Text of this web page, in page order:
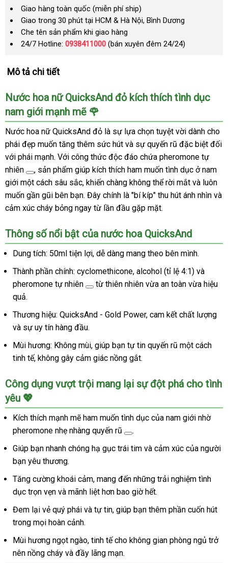
Giao hàng toàn quốc (miễn phí ship)
Giao trong 30 phút tại HCM & Hà Nội, Bình Dương
Che tên sản phẩm khi giao hàng
24/7 Hotline: 0938411000 (bán xuyên đêm 24/24)
Mô tả chi tiết
Nước hoa nữ QuicksAnd đỏ kích thích tình dục
nam giới mạnh mẽ 🌹
Nước hoa nữ QuicksAnd đỏ là sự lựa chọn tuyệt vời dành cho
phái đẹp muốn tăng thêm sức hút và sự quyến rũ đặc biệt đối
với phái mạnh. Với công thức độc đáo chứa pheromone tự
nhiên
, sản phẩm giúp kích thích ham muốn tình dục ở nam
giới một cách sâu sắc, khiến chàng không thể rời mắt và luôn
muốn gần gũi bên bạn. Đây chính là "bí kíp" thu hút ánh nhìn và
cảm xúc cháy bỏng ngay từ lần đầu gặp mặt.
Thông số nổi bật của nước hoa QuicksAnd
Dung tích: 50ml tiện lợi, dễ dàng mang theo bên mình.
Thành phần chính: cyclomethicone, alcohol (tỉ lệ 4:1) và
pheromone tự nhiên
từ thiên nhiên vừa an toàn vừa hiệu
quả.
Thương hiệu: QuicksAnd - Gold Power, cam kết chất lượng
và sự uy tín hàng đầu.
Mùi hương: Không mùi, giúp bạn tự tin quyến rũ một cách
tinh tế, không gây cảm giác nồng gắt.
Công dụng vượt trội mang lại sự đột phá cho tình
yêu 💖
Kích thích mạnh mẽ ham muốn tình dục của nam giới nhờ
pheromone nhẹ nhàng quyến rũ
.
Giúp bạn nhanh chóng hạ gục trái tim và cảm xúc của người
bạn yêu thương.
Tăng cường khoái cảm, mang đến những trải nghiệm tình
dục trọn vẹn và mãnh liệt hơn bao giờ hết.
Đem lại vẻ quý phái và tự tin, giúp bạn thêm phần cuốn hút
trong mọi hoàn cảnh.
Mùi hương ngọt ngào, tinh tế cho không gian phòng ngủ trở
nên nồng cháy và đầy lãng mạn.